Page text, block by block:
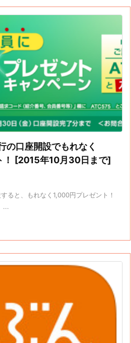
の口座開設でもれなく
！ [2015年10月30日まで]
ると、もれなく1,000円プレゼント！
...